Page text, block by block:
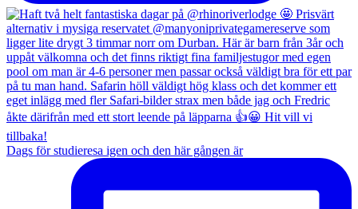
Dags för studieresa igen och den här gången är